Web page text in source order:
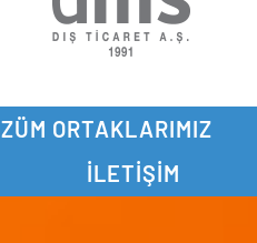
ORTAKLARIMIZ
İLETIŞIM